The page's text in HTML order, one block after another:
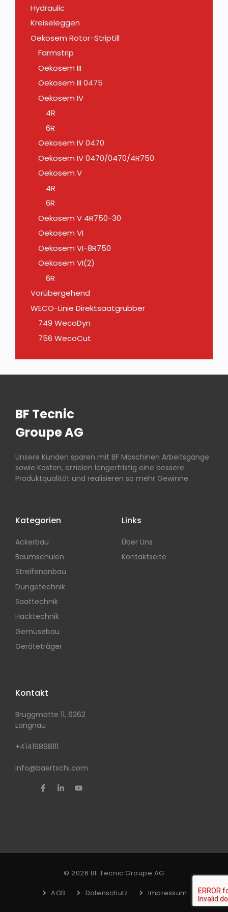
Hydraulic
Kreiseleggen
Oekosem Rotor-Striptill
Farmstrip
Oekosem III
Oekosem III 0475
Oekosem IV
4R
6R
Oekosem IV 0470
Oekosem IV 0470/0470/4R750
Oekosem V
4R
6R
Oekosem V 4R750-30
Oekosem VI
Oekosem VI-8R750
Oekosem VI(2)
6R
Vorübergehend
WECO-Linie Direktsaatgrubber
749 WecoDyn
756 WecoCut
BF Tecnic
Groupe AG
Unsere Kunden sparen mit BF Maschinen Arbeitsgänge
sowie Kosten, erzielen längerfristig eine bessere
Produktqualität und realisieren so mehr Gewinne.
Kategorien
Ackerbau
Baumschulen
Streifenanbau
Düngetechnik
Saattechnik
Hacktechnik
Gemüsebau
Geräteträger
Links
Über Uns
Kontaktseite
Kontakt
Bruggmatte 11, 6262
Langnau
+41419898111
info@baertschi.com
© 2026 BF Tecnic Groupe AG
AGB Datenschutz Impressum